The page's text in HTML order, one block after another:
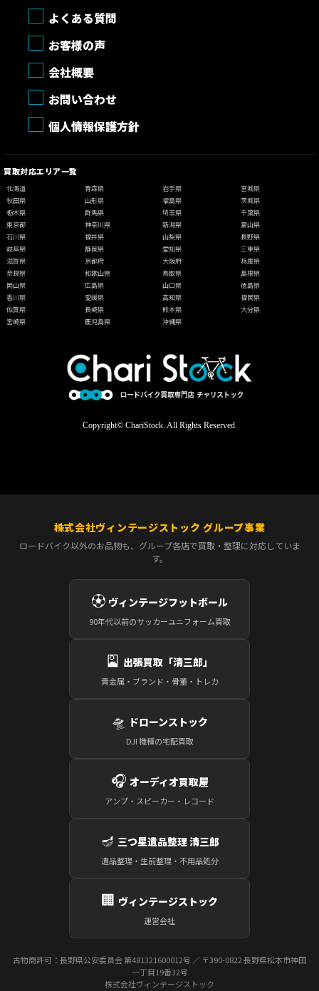
よくある質問
お客様の声
会社概要
お問い合わせ
個人情報保護方針
買取対応エリア一覧
北海道 青森県 岩手県
宮城県
秋田県
山形県 福島県
茨城県
栃木県
群馬県 埼玉県
千葉県
東京都
神奈川県 新潟県
富山県
石川県
福井県 山梨県
長野県
岐阜県
静岡県 愛知県
三重県
滋賀県
京都府 大阪府
兵庫県
奈良県
和歌山県 鳥取県
島根県
岡山県
広島県 山口県
徳島県
香川県
愛媛県 高知県
福岡県
佐賀県
長崎県 熊本県
大分県
宮崎県
鹿児島県 沖縄県
Copyright© ChariStock. All Rights Reserved.
株式会社ヴィンテージストック グループ事業
ロードバイク以外のお品物も、グループ各店で買取・整理に対応していま
す。
⚽ ヴィンテージフットボール
90年代以前のサッカーユニフォーム買取
🎴 出張買取「清三郎」
貴金属・ブランド・骨董・トレカ
🛸 ドローンストック
DJI 機種の宅配買取
🎧 オーディオ買取屋
アンプ・スピーカー・レコード
🪔 三つ星遺品整理 清三郎
遺品整理・生前整理・不用品処分
🏢 ヴィンテージストック
運営会社
古物商許可：長野県公安委員会 第481321600012号 ／ 〒390-0822 長野県松本市神田
一丁目19番32号
株式会社ヴィンテージストック